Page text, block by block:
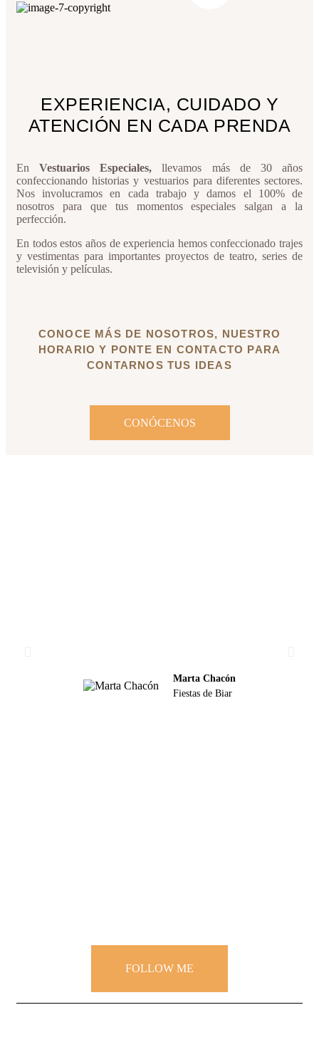
EXPERIENCIA, CUIDADO Y
ATENCIÓN EN CADA PRENDA
EnVestuarios Especiales,llevamos más de 30 años
confeccionando historias y vestuarios para diferentes sectores.
Nos involucramos en cada trabajo y damos el 100% de
nosotros para que tus momentos especiales salgan a la
perfección.
En todos estos años de experiencia hemos confeccionado trajes
y vestimentas para importantes proyectos de teatro, series de
televisión y películas.
CONOCE MÁS DE NOSOTROS, NUESTRO
HORARIO Y PONTE EN CONTACTO PARA
CONTARNOS TUS IDEAS
CONÓCENOS
Marta Chacón
Fiestas de Biar
FOLLOW ME